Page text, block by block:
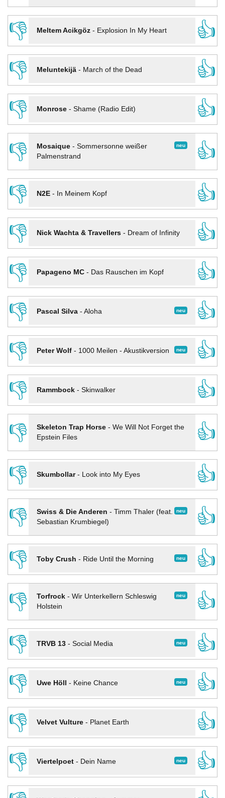
👎
Meltem Acikgöz- Explosion In My Heart
👍
👎
Meluntekijä- March of the Dead
👍
👎
Monrose- Shame (Radio Edit)
👍
👎
neu
Mosaique- Sommersonne weißer
Palmenstrand
👍
👎
N2E- In Meinem Kopf
👍
👎
Nick Wachta & Travellers- Dream of Infinity
👍
👎
Papageno MC- Das Rauschen im Kopf
👍
👎
neu
Pascal Silva- Aloha
👍
👎
neu
Peter Wolf- 1000 Meilen - Akustikversion
👍
👎
Rammbock- Skinwalker
👍
👎
Skeleton Trap Horse- We Will Not Forget the
Epstein Files
👍
👎
Skumbollar- Look into My Eyes
👍
👎
neu
Swiss & Die Anderen - Timm Thaler (feat.
Sebastian Krumbiegel)
👍
👎
neu
Toby Crush - Ride Until the Morning
👍
👎
neu
Torfrock- Wir Unterkellern Schleswig
Holstein
👍
👎
neu
TRVB 13- Social Media
👍
👎
neu
Uwe Höll - Keine Chance
👍
👎
Velvet Vulture- Planet Earth
👍
👎
neu
Viertelpoet- Dein Name
👍